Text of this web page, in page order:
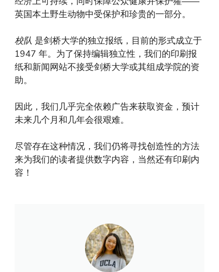
英国本土野生动物中受保护和珍贵的一部分。
校队 是剑桥大学的独立报纸，目前的形式成立于
1947 年。为了保持编辑独立性，我们的印刷报
纸和新闻网站不接受剑桥大学或其组成学院的资
助。
因此，我们几乎完全依赖广告来获取资金，预计
未来几个月和几年会很艰难。
尽管存在这种情况，我们仍将寻找创造性的方法
来为我们的读者提供数字内容，当然还有印刷内
容！